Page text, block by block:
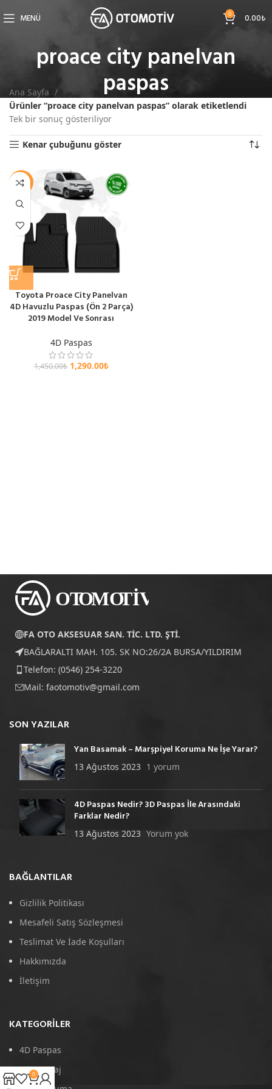
MENÜ 0 0.00₺
proace city panelvan
paspas
Ana Sayfa
Ürünler “proace city panelvan paspas” olarak etiketlendi
Tek bir sonuç gösteriliyor
Kenar çubuğunu göster
-11%
Toyota Proace City Panelvan
4D Havuzlu Paspas (Ön 2 Parça)
2019 Model Ve Sonrası
4D Paspas
1,450.00₺ 1,290.00₺
FA OTO AKSESUAR SAN. TİC. LTD. ŞTİ.
BAĞLARALTI MAH. 105. SK NO:26/2A BURSA/YILDIRIM
Telefon: (0546) 254-3220
Mail: faotomotiv@gmail.com
SON YAZILAR
Yan Basamak – Marşpiyel Koruma Ne İşe Yarar?
13 Ağustos 2023 1 yorum
4D Paspas Nedir? 3D Paspas İle Arasındaki
Farklar Nedir?
13 Ağustos 2023 Yorum yok
BAĞLANTILAR
Gizlilik Politikası
Mesafeli Satış Sözleşmesi
Teslimat Ve İade Koşulları
Hakkımızda
İletişim
KATEGORILER
4D Paspas
Port Bagaj
0